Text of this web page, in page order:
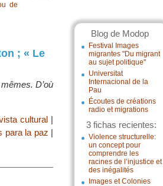
Blog de Modop
Festival Images
migrantes "Du migrant
au sujet politique"
Universitat
Internacional de la
Pau
Écoutes de créations
radio et migrations
3 fichas recientes:
Violence structurelle:
un concept pour
comprendre les
racines de l’injustice et
des inégalités
Images et Colonies
de
; « Le
D’où
cultural|
para la paz |